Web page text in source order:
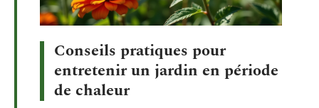
Conseils pratiques pour
entretenir un jardin en période
de chaleur